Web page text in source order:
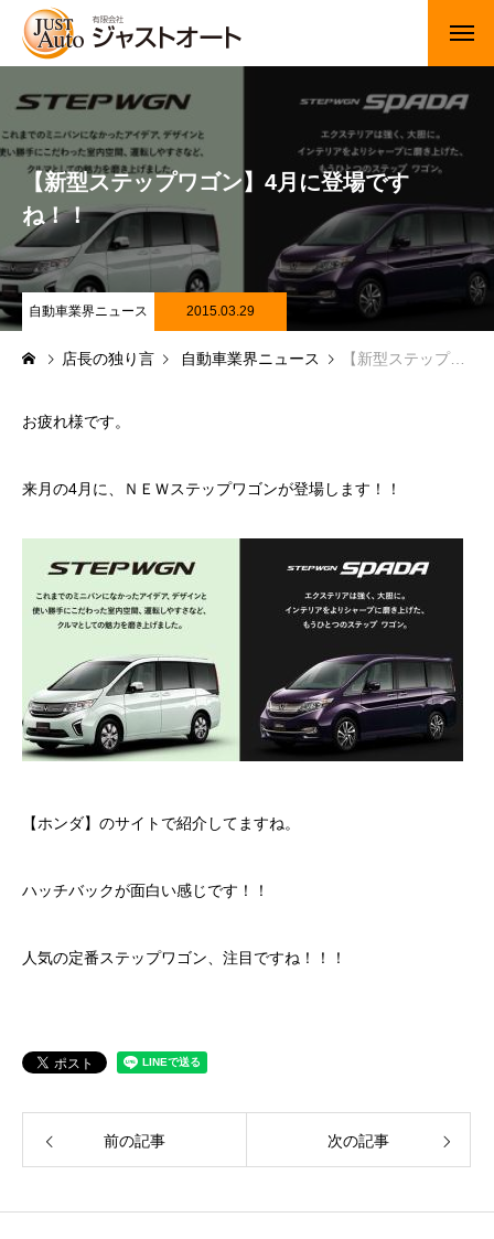
トップページ
新車
中古車・未使用車
JUジャナイト在庫情報
Gooネット在庫情報
カーセンサー在庫情報
車検・定期点検
部品の取り付け
各種作業料金
おすすめ
ボディコーティング・艶出し・磨き
ジャストオートのカーリース
よくある質問
オートローン
【新型ステップワゴン】4月に登場です
ね！！
自動車業界ニュース 2015.03.29
店長の独り言 自動車業界ニュース 【新型ステップワゴン】4月に登場ですね！！
お疲れ様です。
来月の4月に、ＮＥＷステップワゴンが登場します！！
【ホンダ】のサイトで紹介してますね。
ハッチバックが面白い感じです！！
人気の定番ステップワゴン、注目ですね！！！
前の記事 次の記事